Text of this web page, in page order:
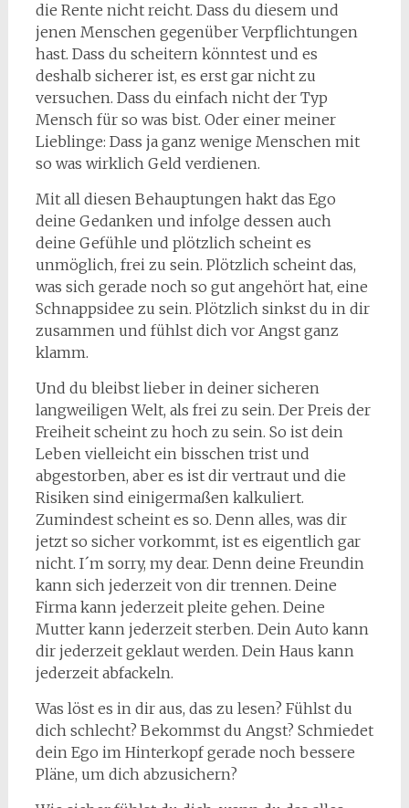
die Rente nicht reicht. Dass du diesem und
jenen Menschen gegenüber Verpflichtungen
hast. Dass du scheitern könntest und es
deshalb sicherer ist, es erst gar nicht zu
versuchen. Dass du einfach nicht der Typ
Mensch für so was bist. Oder einer meiner
Lieblinge: Dass ja ganz wenige Menschen mit
so was wirklich Geld verdienen.
Mit all diesen Behauptungen hakt das Ego
deine Gedanken und infolge dessen auch
deine Gefühle und plötzlich scheint es
unmöglich, frei zu sein. Plötzlich scheint das,
was sich gerade noch so gut angehört hat, eine
Schnappsidee zu sein. Plötzlich sinkst du in dir
zusammen und fühlst dich vor Angst ganz
klamm.
Und du bleibst lieber in deiner sicheren
langweiligen Welt, als frei zu sein. Der Preis der
Freiheit scheint zu hoch zu sein. So ist dein
Leben vielleicht ein bisschen trist und
abgestorben, aber es ist dir vertraut und die
Risiken sind einigermaßen kalkuliert.
Zumindest scheint es so. Denn alles, was dir
jetzt so sicher vorkommt, ist es eigentlich gar
nicht. I´m sorry, my dear. Denn deine Freundin
kann sich jederzeit von dir trennen. Deine
Firma kann jederzeit pleite gehen. Deine
Mutter kann jederzeit sterben. Dein Auto kann
dir jederzeit geklaut werden. Dein Haus kann
jederzeit abfackeln.
Was löst es in dir aus, das zu lesen? Fühlst du
dich schlecht? Bekommst du Angst? Schmiedet
dein Ego im Hinterkopf gerade noch bessere
Pläne, um dich abzusichern?